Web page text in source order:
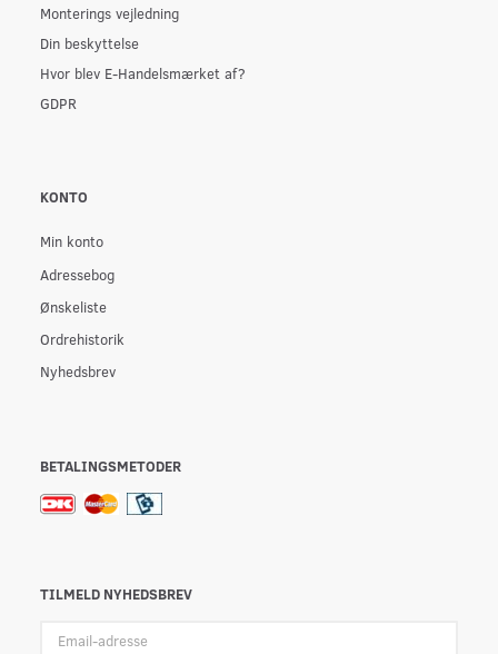
Monterings vejledning
Din beskyttelse
Hvor blev E-Handelsmærket af?
GDPR
KONTO
Min konto
Adressebog
Ønskeliste
Ordrehistorik
Nyhedsbrev
BETALINGSMETODER
TILMELD NYHEDSBREV
adresse